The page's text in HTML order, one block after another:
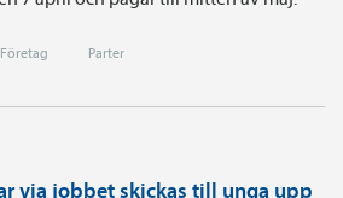
Företag Parter
via jobbet skickas till unga upp